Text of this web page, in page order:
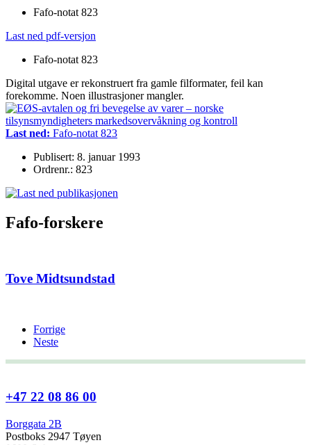
Fafo-notat 823
Last ned pdf-versjon
Fafo-notat 823
Digital utgave er rekonstruert fra gamle filformater, feil kan
forekomme. Noen illustrasjoner mangler.
Last ned: Fafo-notat 823
Publisert: 8. januar 1993
Ordrenr.: 823
Fafo-forskere
Tove Midtsundstad
Forrige
Neste
+47 22 08 86 00
Borggata 2B
Postboks 2947 Tøyen